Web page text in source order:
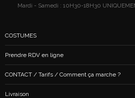
Mardi - Samedi : 10H30-18H30
COSTUMES
Prendre RDV en ligne
CONTACT / Tarifs / Comment ça marche ?
Livraison